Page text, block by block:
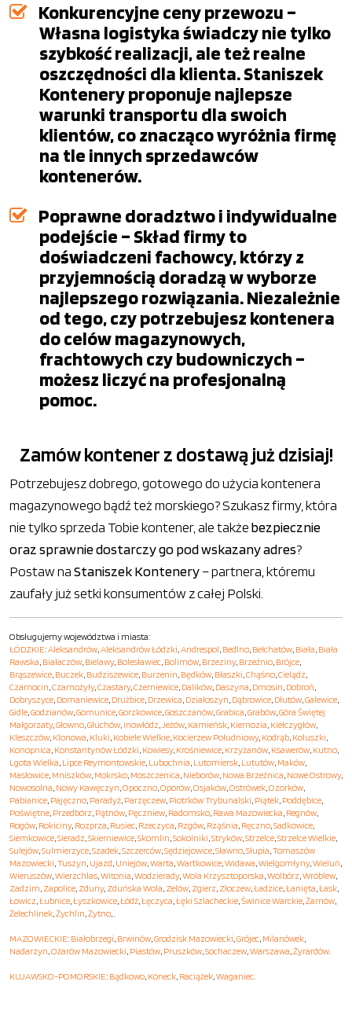
Konkurencyjne ceny przewozu –
Własna logistyka świadczy nie tylko
szybkość realizacji, ale też realne
oszczędności dla klienta. Staniszek
Kontenery proponuje najlepsze
warunki transportu dla swoich
klientów, co znacząco wyróżnia firmę
na tle innych sprzedawców
kontenerów.
Poprawne doradztwo i indywidualne
podejście – Skład firmy to
doświadczeni fachowcy, którzy z
przyjemnością doradzą w wyborze
najlepszego rozwiązania. Niezależnie
od tego, czy potrzebujesz kontenera
do celów magazynowych,
frachtowych czy budowniczych –
możesz liczyć na profesjonalną
pomoc.
Zamów kontener z dostawą już dzisiaj!
Potrzebujesz dobrego, gotowego do użycia kontenera
magazynowego bądź też morskiego? Szukasz firmy, która
nie tylko sprzeda Tobie kontener, ale takżebezpiecznie
oraz sprawnie dostarczy go pod wskazany adres?
Postaw naStaniszek Kontenery– partnera, któremu
zaufały już setki konsumentów z całej Polski.
Obsługujemy województwa i miasta:
ŁÓDZKIE:Aleksandrów,Aleksandrów Łódzki,Andrespol, Bedlno, Bełchatów, Biała, Biała
Rawska, Białaczów, Bielawy, Bolesławiec, Bolimów, Brzeziny, Brzeźnio, Brójce,
Brąszewice, Buczek, Budziszewice, Burzenin, Będków, Błaszki,Chąśno,Cielądz,
Czarnocin,Czarnożyły,Czastary,Czerniewice, Dalików, Daszyna, Dmosin, Dobroń,
Dobryszyce, Domaniewice, Drużbice, Drzewica, Działoszyn, Dąbrowice, Dłutów,Galewice,
Gidle,Godzianów,Gomunice,Gorzkowice,Goszczanów,Grabica,Grabów,Góra Świętej
Małgorzaty,Głowno,Głuchów, Inowłódz,Jeżów, Kamieńsk, Kiernozia, Kiełczygłów,
Kleszczów, Klonowa, Kluki, Kobiele Wielkie, Kocierzew Południowy, Kodrąb, Koluszki,
Konopnica, Konstantynów Łódzki, Kowiesy, Krośniewice, Krzyżanów, Ksawerów, Kutno,
Lgota Wielka, Lipce Reymontowskie, Lubochnia, Lutomiersk, Lututów, Maków,
Masłowice, Mniszków, Mokrsko, Moszczenica, Nieborów, Nowa Brzeźnica, Nowe Ostrowy,
Nowosolna, Nowy Kawęczyn,Opoczno,Oporów,Osjaków,Ostrówek,Ozorków,
Pabianice, Pajęczno, Paradyż, Parzęczew, Piotrków Trybunalski, Piątek, Poddębice,
Poświętne, Przedbórz, Pątnów, Pęczniew, Radomsko, Rawa Mazowiecka, Regnów,
Rogów, Rokiciny, Rozprza, Rusiec, Rzeczyca, Rzgów, Rząśnia, Ręczno,Sadkowice,
Siemkowice,Sieradz,Skierniewice,Skomlin,Sokolniki,Stryków,Strzelce,Strzelce Wielkie,
Sulejów,Sulmierzyce,Szadek,Szczerców,Sędziejowice,Sławno,Słupia,Tomaszów
Mazowiecki,Tuszyn, Ujazd, Uniejów,Warta,Wartkowice,Widawa,Wielgomłyny,Wieluń,
Wieruszów,Wierzchlas,Witonia,Wodzierady,Wola Krzysztoporska,Wolbórz,Wróblew,
Zadzim, Zapolice, Zduny, Zduńska Wola, Zelów, Zgierz, Złoczew,Ładzice,Łanięta,Łask,
Łowicz,Łubnice,Łyszkowice,Łódź,Łęczyca,Łęki Szlacheckie,Świnice Warckie,Żarnów,
Żelechlinek,Żychlin,Żytno, .
MAZOWIECKIE: Białobrzegi, Brwinów,Grodzisk Mazowiecki,Grójec, Milanówek,
Nadarzyn,Ożarów Mazowiecki, Piastów, Pruszków,Sochaczew,Warszawa,Żyrardów.
KUJAWSKO-POMORSKIE: Bądkowo, Koneck, Raciążek,Waganiec.